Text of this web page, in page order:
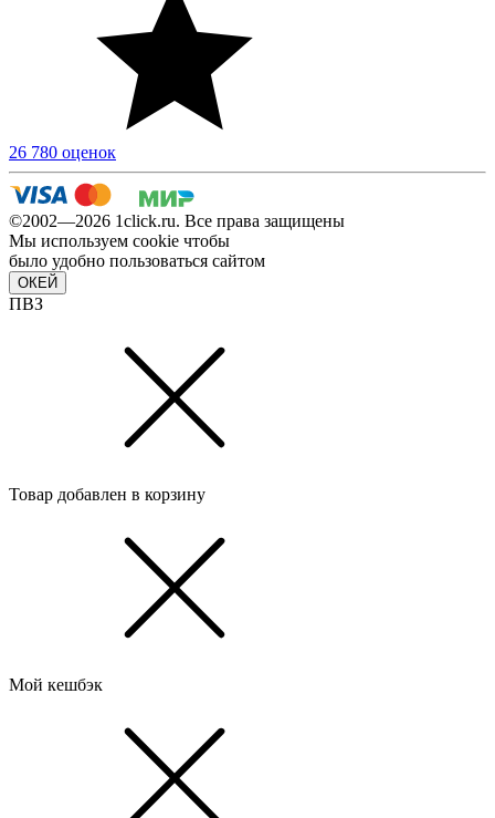
26 780 оценок
©2002—2026 1сlick.ru. Все права защищены
Мы используем cookie чтобы
было удобно пользоваться сайтом
ОКЕЙ
ПВЗ
Товар добавлен в корзину
Мой кешбэк